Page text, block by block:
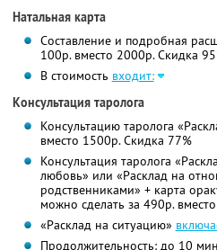
Натальная карта
Составление и подробная
100р. вместо 2000р. Скидка
В стоимость входит:
Консультация таролога
Консультацию таролога
вместо 1500р. Скидка 77%
Консультация таролога
любовь» или «Расклад на
родственниками» + карта
можно сделать за 490р.
«Расклад на ситуацию»
Продолжительность: до 10